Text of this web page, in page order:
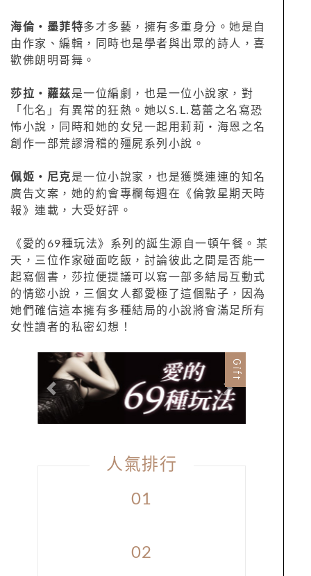
海倫‧墨菲特多才多藝，擁有多重身分。她是自
由作家、編輯，同時也是學者與出眾的詩人，喜
歡佛朗明哥舞。
莎拉‧蘿茲 是一位編劇，也是一位小說家，對
「化名」有異常的狂熱。她以S.L.葛蕾之名寫恐
怖小說，同時和她的女兒一起用莉莉‧海恩之名
創作一部荒謬滑稽的殭屍系列小說。
佩姬‧尼克是一位小說家，也是獲獎連連的知名
廣告文案，她的約會專欄每週在《倫敦星期天時
報》連載，大受好評。
《愛的69種玩法》系列的誕生源自一頓午餐。某
天，三位作家碰面吃飯，討論彼此之間是否能一
起寫個書，莎拉便提議可以寫一部多結局互動式
的情慾小說，三個女人都愛極了這個點子，因為
她們確信這本擁有多種結局的小說將會滿足所有
女性讀者的私密幻想！
Previous Next
Gift
人氣排行
01
02